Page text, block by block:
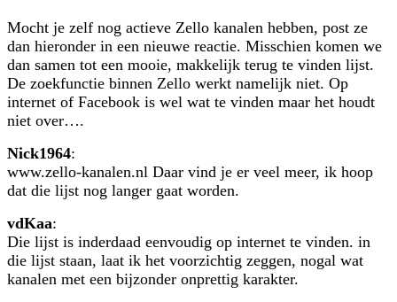
Mocht je zelf nog actieve Zello kanalen hebben, post ze
dan hieronder in een nieuwe reactie. Misschien komen we
dan samen tot een mooie, makkelijk terug te vinden lijst.
De zoekfunctie binnen Zello werkt namelijk niet. Op
internet of Facebook is wel wat te vinden maar het houdt
niet over….
Nick1964:
www.zello-kanalen.nl Daar vind je er veel meer, ik hoop
dat die lijst nog langer gaat worden.
vdKaa:
Die lijst is inderdaad eenvoudig op internet te vinden. in
die lijst staan, laat ik het voorzichtig zeggen, nogal wat
kanalen met een bijzonder onprettig karakter.